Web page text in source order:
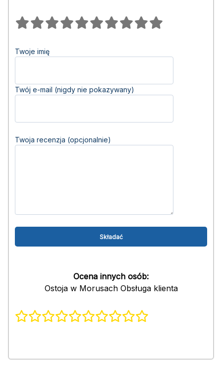
Twoje imię
Twój e-mail (nigdy nie pokazywany)
Twoja recenzja (opcjonalnie)
Ocena innych osób:
Ostoja w Morusach Obsługa klienta